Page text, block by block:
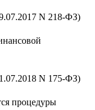
N 218-ФЗ)
N 175-ФЗ)
процедуры